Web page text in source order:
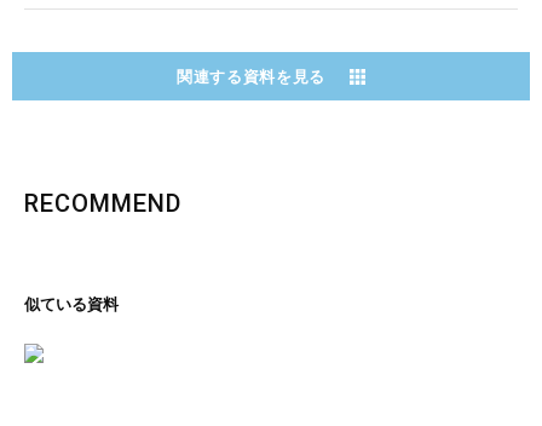
関連する資料を見る
RECOMMEND
似ている資料